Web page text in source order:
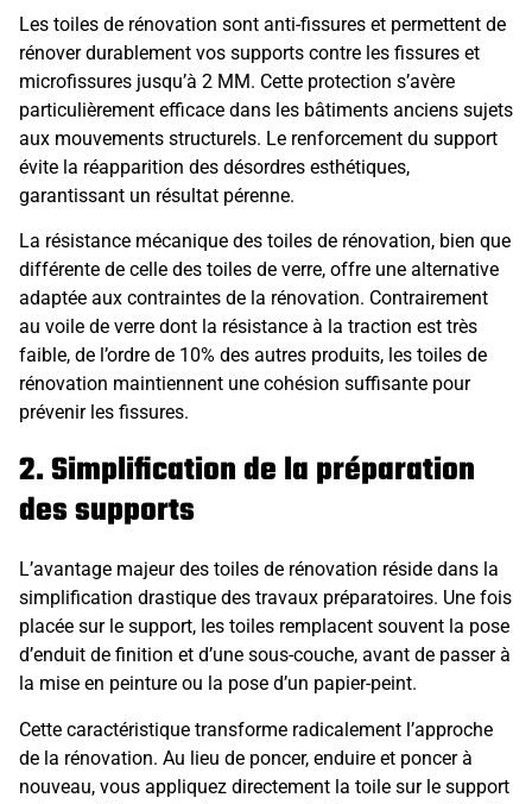
Les toiles de rénovation sont anti-fissures et permettent de
rénover durablement vos supports contre les fissures et
microfissures jusqu’à 2 MM. Cette protection s’avère
particulièrement efficace dans les bâtiments anciens sujets
aux mouvements structurels. Le renforcement du support
évite la réapparition des désordres esthétiques,
garantissant un résultat pérenne.
La résistance mécanique des toiles de rénovation, bien que
différente de celle des toiles de verre, offre une alternative
adaptée aux contraintes de la rénovation. Contrairement
au voile de verre dont la résistance à la traction est très
faible, de l’ordre de 10% des autres produits, les toiles de
rénovation maintiennent une cohésion suffisante pour
prévenir les fissures.
2. Simplification de la préparation
des supports
L’avantage majeur des toiles de rénovation réside dans la
simplification drastique des travaux préparatoires. Une fois
placée sur le support, les toiles remplacent souvent la pose
d’enduit de finition et d’une sous-couche, avant de passer à
la mise en peinture ou la pose d’un papier-peint.
Cette caractéristique transforme radicalement l’approche
de la rénovation. Au lieu de poncer, enduire et poncer à
nouveau, vous appliquez directement la toile sur le support